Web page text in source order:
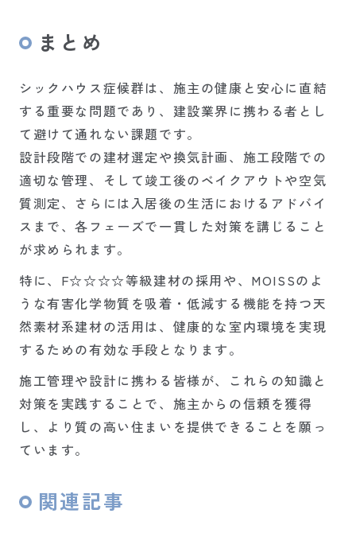
まとめ
シックハウス症候群は、施主の健康と安心に直結
する重要な問題であり、建設業界に携わる者とし
て避けて通れない課題です。
設計段階での建材選定や換気計画、施工段階での
適切な管理、そして竣工後のベイクアウトや空気
質測定、さらには入居後の生活におけるアドバイ
スまで、各フェーズで一貫した対策を講じること
が求められます。
特に、F☆☆☆☆等級建材の採用や、MOISSのよ
うな有害化学物質を吸着・低減する機能を持つ天
然素材系建材の活用は、健康的な室内環境を実現
するための有効な手段となります。
施工管理や設計に携わる皆様が、これらの知識と
対策を実践することで、施主からの信頼を獲得
し、より質の高い住まいを提供できることを願っ
ています。
関連記事